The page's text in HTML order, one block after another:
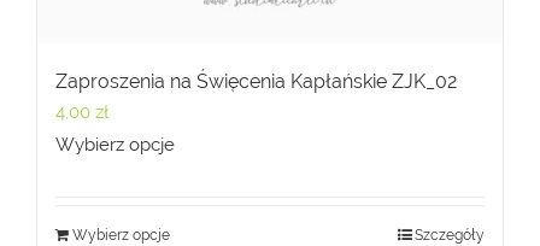
Zaproszenia na Święcenia Kapłańskie ZJK_02
4,00 zł
Wybierz opcje
Wybierz opcje Szczegóły